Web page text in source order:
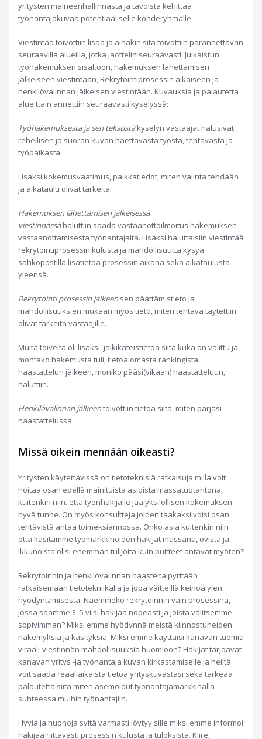
yritysten maineenhallinnasta ja tavoista kehittää
työnantajakuvaa potentiaaliselle kohderyhmälle.
Viestintää toivottiin lisää ja ainakin sitä toivottiin parannettavan
seuraavilla alueilla, jotka jaottelin seuraavasti: Julkaistun
työhakemuksen sisältöön, hakemuksen lähettämisen
jälkeiseen viestintään, Rekrytointiprosessin aikaiseen ja
henkilövalinnan jälkeisen viestintään. Kuvauksia ja palautetta
alueittain annettiin seuraavasti kyselyssä:
Työhakemuksesta ja sen tekstistäkyselyn vastaajat halusivat
rehellisen ja suoran kuvan haettavasta työstä, tehtävästä ja
työpaikasta.
Lisäksi kokemusvaatimus, palkkatiedot, miten valinta tehdään
ja aikataulu olivat tärkeitä.
Hakemuksen lähettämisen jälkeisessä
viestinnässähaluttiin saada vastaanottoilmoitus hakemuksen
vastaanottamisesta työnantajalta. Lisäksi haluttaisiin viestintää
rekrytointiprosessin kulusta ja mahdollisuutta kysyä
sähköpostilla lisätietoa prosessin aikana sekä aikataulusta
yleensä.
Rekrytointi prosessin jälkeensen päättämistieto ja
mahdollisuuksien mukaan myös tieto, miten tehtävä täytettiin
olivat tärkeitä vastaajille.
Muita toiveita oli lisäksi: jälkikäteistietoa siitä kuka on valittu ja
montako hakemusta tuli, tietoa omasta rankingista
haastattelun jälkeen, moniko pääsi(vikaan) haastatteluun,
haluttiin.
Henkilövalinnan jälkeentoivottiin tietoa siitä, miten pärjäsi
haastattelussa.
Missä oikein mennään oikeasti?
Yritysten käytettävissä on tietoteknisiä ratkaisuja millä voit
hoitaa osan edellä mainituista asioista massatuotantona,
kuitenkin niin. että työnhakijalle jää yksilöllisen kokemuksen
hyvä tunne. On myös konsultteja joiden taakaksi voisi osan
tehtävistä antaa toimeksiannossa. Onko asia kuitenkin niin
että käsitämme työmarkkinoiden hakijat massana, ovista ja
ikkunoista olisi enemmän tulijoita kuin puitteet antavat myöten?
Rekrytoinnin ja henkilövalinnan haasteita pyritään
ratkaisemaan tietotekniikalla ja jopa väitteillä keinoälyjen
hyödyntämisestä. Näemmekö rekrytoinnin vain prosessina,
jossa saamme 3-5 viisi hakijaa nopeasti ja joista valitsemme
sopivimman? Miksi emme hyödynnä meistä kiinnostuneiden
näkemyksiä ja käsityksiä. Miksi emme käyttäisi kanavan tuomia
viraali-viestinnän mahdollisuuksia huomioon? Hakijat tarjoavat
kanavan yritys -ja työnantaja kuvan kirkastamiselle ja heiltä
voit saada reaaliaikaista tietoa yrityskuvastasi sekä tärkeää
palautetta siitä miten asemoidut työnantajamarkkinalla
suhteessa muihin työnantajiin.
Hyviä ja huonoja syitä varmasti löytyy sille miksi emme informoi
hakijaa riittävästi prosessin kulusta ja tuloksista. Kiire,